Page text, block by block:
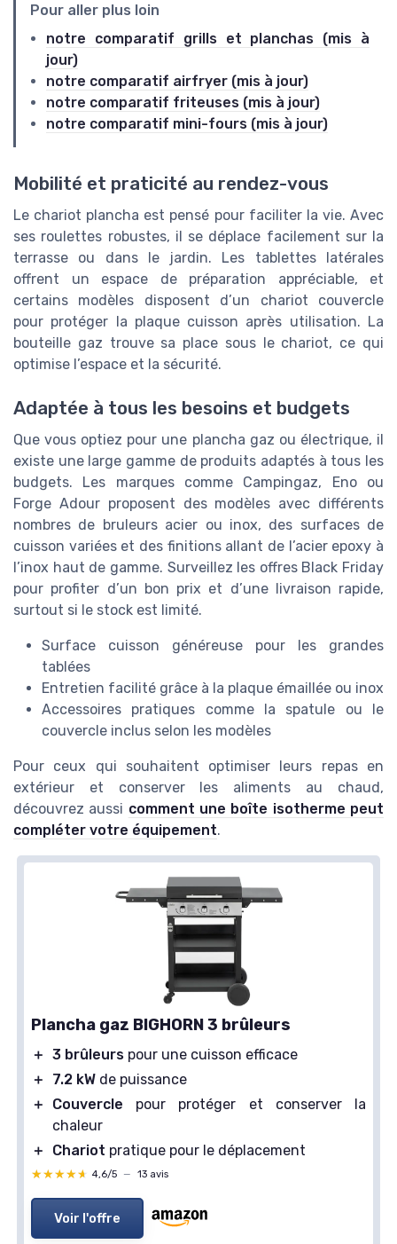
Pour aller plus loin
notre comparatif grills et planchas (mis à
jour)
notre comparatif airfryer (mis à jour)
notre comparatif friteuses (mis à jour)
notre comparatif mini-fours (mis à jour)
Mobilité et praticité au rendez-vous
Le chariot plancha est pensé pour faciliter la vie. Avec
ses roulettes robustes, il se déplace facilement sur la
terrasse ou dans le jardin. Les tablettes latérales
offrent un espace de préparation appréciable, et
certains modèles disposent d’un chariot couvercle
pour protéger la plaque cuisson après utilisation. La
bouteille gaz trouve sa place sous le chariot, ce qui
optimise l’espace et la sécurité.
Adaptée à tous les besoins et budgets
Que vous optiez pour une plancha gaz ou électrique, il
existe une large gamme de produits adaptés à tous les
budgets. Les marques comme Campingaz, Eno ou
Forge Adour proposent des modèles avec différents
nombres de bruleurs acier ou inox, des surfaces de
cuisson variées et des finitions allant de l’acier epoxy à
l’inox haut de gamme. Surveillez les offres Black Friday
pour profiter d’un bon prix et d’une livraison rapide,
surtout si le stock est limité.
Surface cuisson généreuse pour les grandes
tablées
Entretien facilité grâce à la plaque émaillée ou inox
Accessoires pratiques comme la spatule ou le
couvercle inclus selon les modèles
Pour ceux qui souhaitent optimiser leurs repas en
extérieur et conserver les aliments au chaud,
découvrez aussi comment une boîte isotherme peut
compléter votre équipement.
Plancha gaz BIGHORN 3 brûleurs
＋ 3 brûleurs pour une cuisson efficace
＋
7.2 kW de puissance
＋
Couvercle pour protéger et conserver la
chaleur
＋
Chariot pratique pour le déplacement
★★★★★
★★★★★ 4,6/5 — 13 avis
Voir l'offre